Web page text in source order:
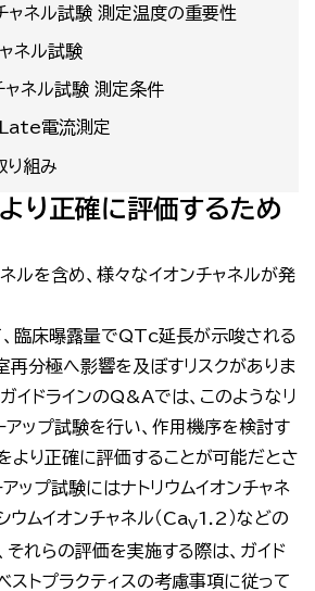
ャネル試験 測定温度の重要性
ネル試験
ネル試験 測定条件
電流測定
り組み
り正確に評価するため
ルを含め、様々なイオンチャネルが発
臨床曝露量でQTc延長が示唆される
再分極へ影響を及ぼすリスクがありま
ガイドラインのQ&Aでは、このようなリ
アップ試験を行い、作用機序を検討す
より正確に評価することが可能だとさ
ップ試験にはナトリウムイオンチャネ
ウムイオンチャネル（ CaV1.2 ）などの
それらの評価を実施する際は、ガイド
ストプラクティスの考慮事項に従って